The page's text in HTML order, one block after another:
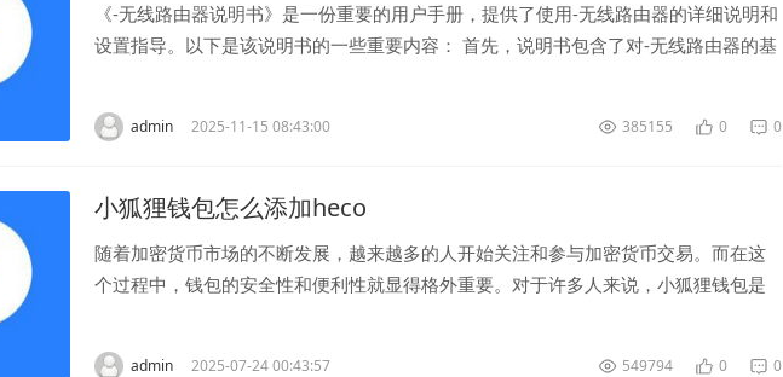
《-无线路由器说明书》是一份重要的用户手册，提供了使用-无线路由器的详细说明和
设置指导。以下是该说明书的一些重要内容： 首先，说明书包含了对-无线路由器的基
admin 2025-11-15 08:43:00 385155 0 0
小狐狸钱包怎么添加heco
随着加密货币市场的不断发展，越来越多的人开始关注和参与加密货币交易。而在这
个过程中，钱包的安全性和便利性就显得格外重要。对于许多人来说，小狐狸钱包是
admin 2025-07-24 00:43:57 549794 0 0